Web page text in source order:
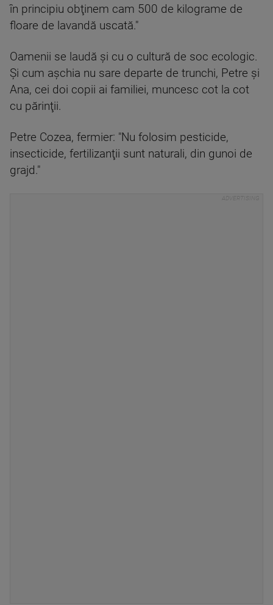
în principiu obţinem cam 500 de kilograme de
floare de lavandă uscată."
Oamenii se laudă şi cu o cultură de soc ecologic.
Şi cum aşchia nu sare departe de trunchi, Petre şi
Ana, cei doi copii ai familiei, muncesc cot la cot
cu părinţii.
Petre Cozea, fermier: "Nu folosim pesticide,
insecticide, fertilizanţii sunt naturali, din gunoi de
grajd."